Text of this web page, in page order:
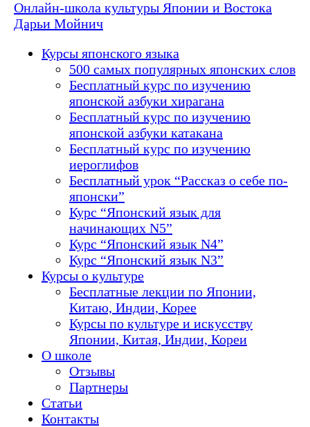
Онлайн-школа культуры Японии и Востока
Дарьи Мойнич
Курсы японского языка
500 самых популярных японских слов
Бесплатный курс по изучению
японской азбуки хирагана
Бесплатный курс по изучению
японской азбуки катакана
Бесплатный курс по изучению
иероглифов
Бесплатный урок “Рассказ о себе по-
японски”
Курс “Японский язык для
начинающих N5”
Курс “Японский язык N4”
Курс “Японский язык N3”
Курсы о культуре
Бесплатные лекции по Японии,
Китаю, Индии, Корее
Курсы по культуре и искусству
Японии, Китая, Индии, Кореи
О школе
Отзывы
Партнеры
Статьи
Контакты